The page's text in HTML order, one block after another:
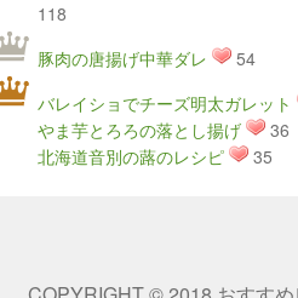
118
豚肉の唐揚げ中華ダレ
54
バレイショでチーズ明太ガレット
やま芋とろろの落とし揚げ
36
北海道音別の蕗のレシピ
35